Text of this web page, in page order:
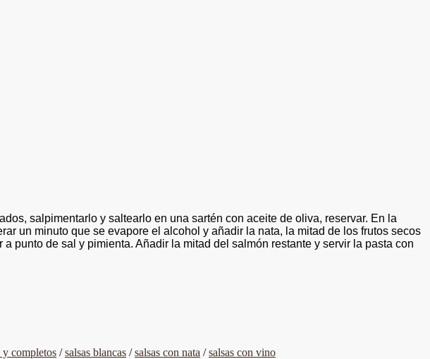
salpimentarlo y saltearlo en una sartén con aceite de oliva, reservar. En la
un minuto que se evapore el alcohol y añadir la nata, la mitad de los frutos secos
punto de sal y pimienta. Añadir la mitad del salmón restante y servir la pasta con
y completos /salsas blancas /salsas con nata /salsas con vino